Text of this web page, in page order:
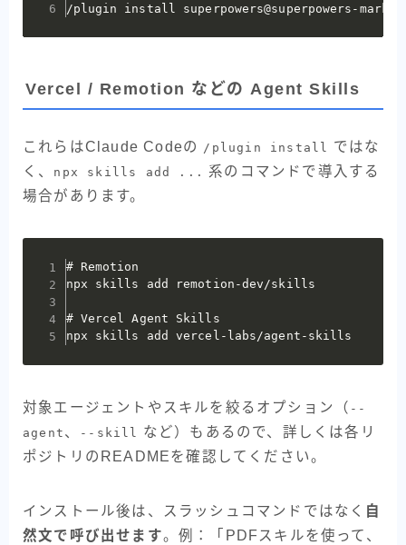
/plugin install superpowers@superpowers-
Vercel / Remotion などの Agent Skills
これらはClaude Codeの /plugin install
ではな
く、
npx skills add ...
系のコマンドで導入する
場合があります。
# Remotion
npx skills add remotion-dev/skills
# Vercel Agent Skills
npx skills add vercel-labs/agent-skills
対象エージェントやスキルを絞るオプション（ --
agent 、 --skill など）もあるので、詳しくは各リ
ポジトリのREADMEを確認してください。
インストール後は、スラッシュコマンドではなく 自
然文で呼び出せます。例：「PDFスキルを使って、